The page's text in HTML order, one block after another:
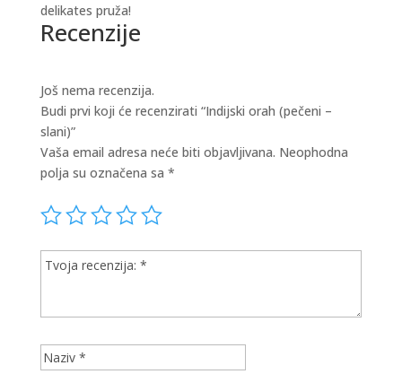
delikates pruža!
Recenzije
Još nema recenzija.
Budi prvi koji će recenzirati “Indijski orah (pečeni –
slani)”
Vaša email adresa neće biti objavljivana. Neophodna
polja su označena sa *